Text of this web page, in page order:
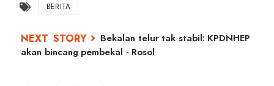
BERITA
Bekalan telur tak stabil: KPDNHEP
akan bincang pembekal - Rosol